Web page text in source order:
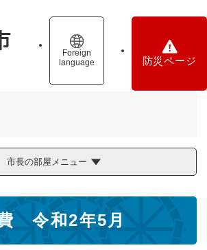
Foreign
language
防災ページ
市長の部屋メニュー
令和2年5月